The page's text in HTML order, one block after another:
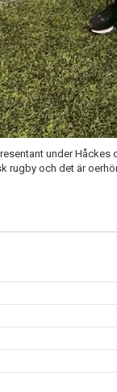
under
rugby och det är